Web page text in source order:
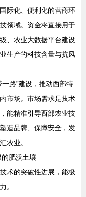
际化、便利化的营商环
领域。资金将直接用于
、农业大数据平台建设
生产的科技含量与抗风
一路”建设，推动西部特
市场。市场需求是技术
能精准引导西部农业技
造品牌、保障安全，发
农业。
肥沃土壤
术的突破性进展，能极
。